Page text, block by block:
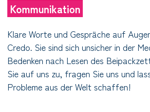
Kommunikation
Klare Worte und Gespräche auf
Credo. Sie sind sich unsicher in der
Bedenken nach Lesen des
Sie auf uns zu, fragen Sie uns und
Probleme aus der Welt schaffen!